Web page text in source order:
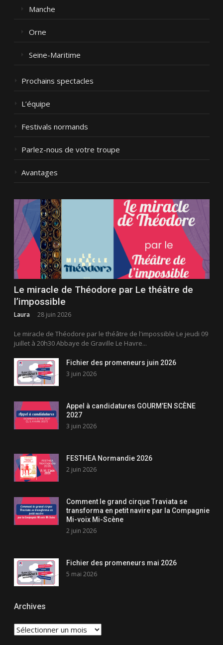
Manche
Orne
Seine-Maritime
Prochains spectacles
L’équipe
Festivals normands
Parlez-nous de votre troupe
Avantages
Le miracle de Théodore par Le théâtre de
l’impossible
Laura 28 juin 2026
Le miracle de Théodore par le théâtre de l'impossible Le jeudi 09
juillet à 20h30 Abbaye de Graville Le Havre...
Fichier des promeneurs juin 2026
3 juin 2026
Appel à candidatures GOURM’EN SCÈNE
2027
3 juin 2026
FESTHEA Normandie 2026
2 juin 2026
Comment le grand cirque Traviata se
transforma en petit navire par la Compagnie
Mi-voix Mi-Scène
2 juin 2026
Fichier des promeneurs mai 2026
5 mai 2026
Archives
Archives